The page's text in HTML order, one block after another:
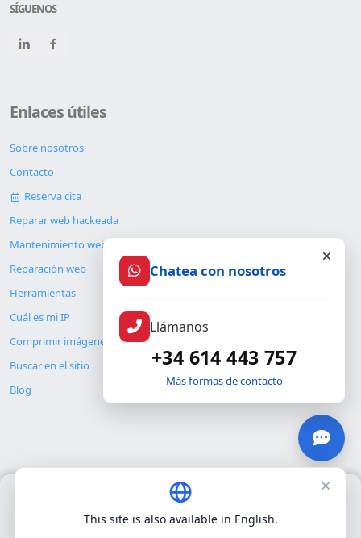
SÍGUENOS
Enlaces útiles
Sobre nosotros
Contacto
Reserva cita
Reparar web hackeada
Mantenimiento web
Reparación web
Herramientas
Cuál es mi IP
Comprimir imágenes
Buscar en el sitio
Blog
© Copyright 2026. ALMC SECURITY S.L.U.
Usamos únicamente cookies propias para el funcionamiento
Chatea con nosotros
Llámanos
+34 614 443 757
Más formas de contacto
×
This site is also available in English.